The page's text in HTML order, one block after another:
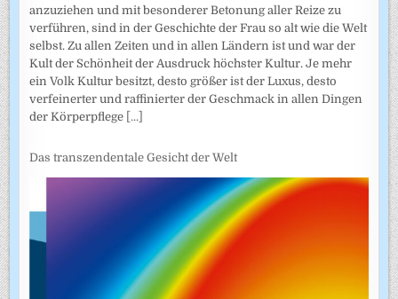
anzuziehen und mit besonderer Betonung aller Reize zu
verführen, sind in der Geschichte der Frau so alt wie die Welt
selbst. Zu allen Zeiten und in allen Ländern ist und war der
Kult der Schönheit der Ausdruck höchster Kultur. Je mehr
ein Volk Kultur besitzt, desto größer ist der Luxus, desto
verfeinerter und raffinierter der Geschmack in allen Dingen
der Körperpflege [...]
Das transzendentale Gesicht der Welt